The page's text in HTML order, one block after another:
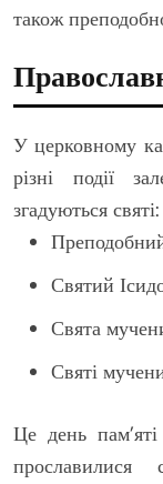
також
У церковному
різні події
згадуються святі:
Святий
Свята
Святі
Це день